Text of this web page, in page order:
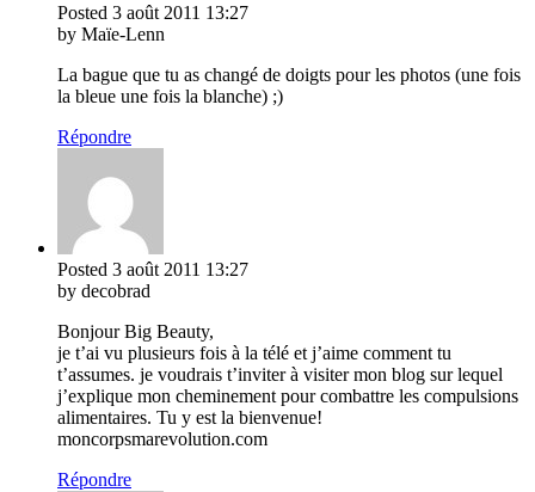
Posted 3 août 2011 13:27
by Maïe-Lenn
La bague que tu as changé de doigts pour les photos (une fois
la bleue une fois la blanche) ;)
Répondre
Posted 3 août 2011 13:27
by decobrad
Bonjour Big Beauty,
je t’ai vu plusieurs fois à la télé et j’aime comment tu
t’assumes. je voudrais t’inviter à visiter mon blog sur lequel
j’explique mon cheminement pour combattre les compulsions
alimentaires. Tu y est la bienvenue!
moncorpsmarevolution.com
Répondre